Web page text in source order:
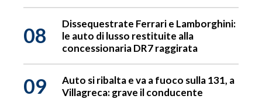
08
Dissequestrate Ferrari e Lamborghini:
le auto di lusso restituite alla
concessionaria DR7 raggirata
09
Auto si ribalta e va a fuoco sulla 131, a
Villagreca: grave il conducente